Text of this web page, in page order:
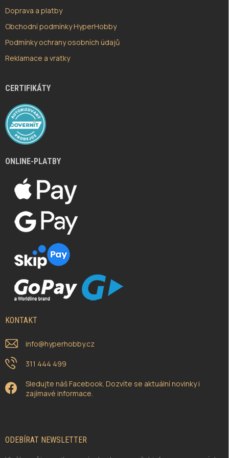
Doprava a platby
Obchodní podmínky HyperHobby
Podmínky ochrany osobních údajů
Reklamace a vratky
CERTIFIKÁTY
ONLINE-PLATBY
KONTAKT
info@hyperhobby.cz
311 444 499
Sledujte náš Facebook. Dozvíte se aktuální novinky i
zajímavé informace.
ODEBÍRAT NEWSLETTER